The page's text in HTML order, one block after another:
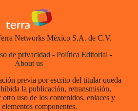
Networks México S.A. de C.V.
de privacidad - Política Editorial -
About us
previa por escrito del titular queda
la publicación, retransmisión,
uso de los contenidos, enlaces y
elementos componentes.